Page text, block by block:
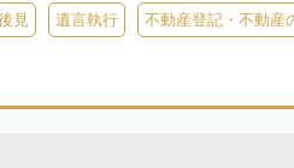
見 遺言執行 不動産登記・不動産